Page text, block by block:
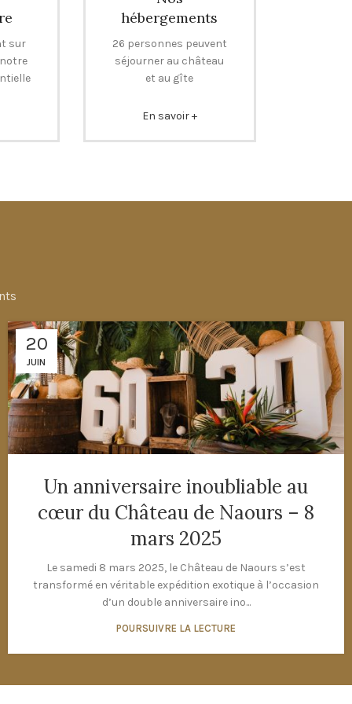
sur
hébergements
26 personnes peuvent
séjourner au château
et au gîte
En savoir +
20
JUIN
Un anniversaire inoubliable au
cœur du Château de Naours – 8
mars 2025
Le samedi 8 mars 2025, le Château de Naours s’est
transformé en véritable expédition exotique à l’occasion
d’un double anniversaire ino...
POURSUIVRE LA LECTURE